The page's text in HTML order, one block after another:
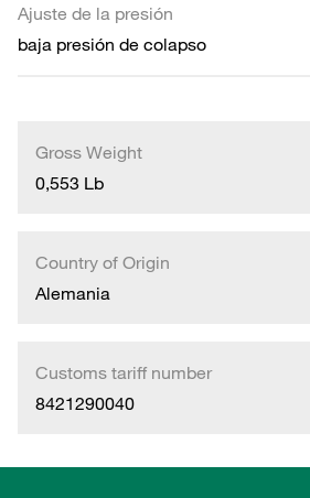
Ajuste de la presión
baja presión de colapso
Gross Weight
0,553 Lb
Country of Origin
Alemania
Customs tariff number
8421290040